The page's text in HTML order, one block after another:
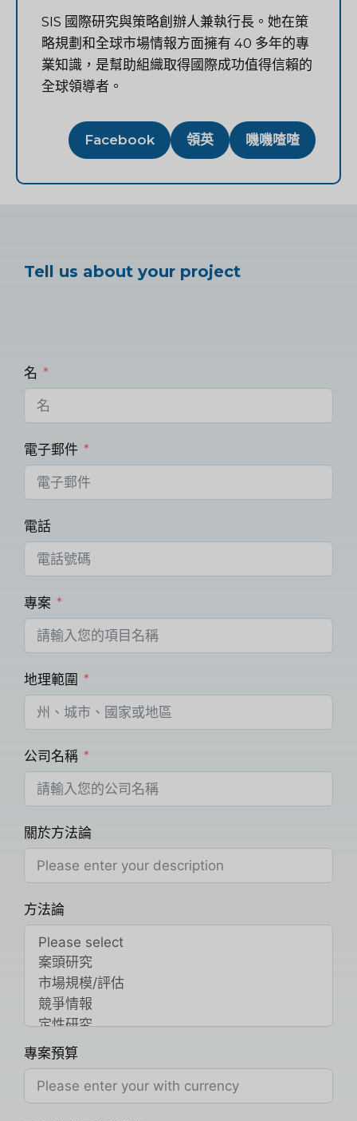
SIS 國際研究與策略創辦人兼執行長。她在策
略規劃和全球市場情報方面擁有 40 多年的專
業知識，是幫助組織取得國際成功值得信賴的
全球領導者。
Facebook 領英 嘰嘰喳喳
Tell us about your project
名
電子郵件
電話
專案
地理範圍
公司名稱
關於方法論
方法論
專案預算